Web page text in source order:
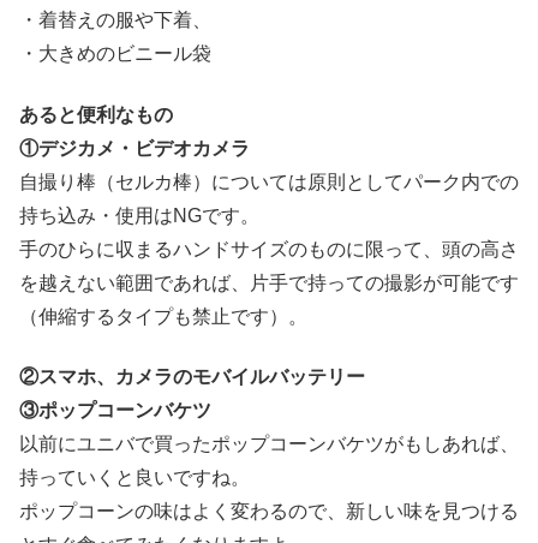
・着替えの服や下着、
・大きめのビニール袋
あると便利なもの
①デジカメ・ビデオカメラ
自撮り棒（セルカ棒）については原則としてパーク内での
持ち込み・使用はNGです。
手のひらに収まるハンドサイズのものに限って、頭の高さ
を越えない範囲であれば、片手で持っての撮影が可能です
（伸縮するタイプも禁止です）。
②スマホ、カメラのモバイルバッテリー
③ポップコーンバケツ
以前にユニバで買ったポップコーンバケツがもしあれば、
持っていくと良いですね。
ポップコーンの味はよく変わるので、新しい味を見つける